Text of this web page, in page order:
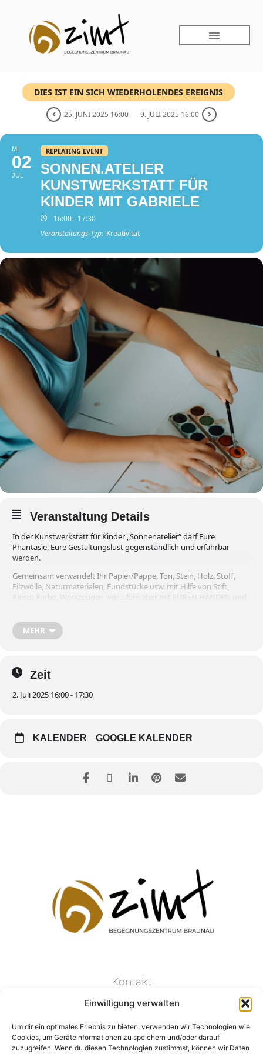
Einwilligung verwalten
Um dir ein optimales Erlebnis zu bieten, verwenden wir Technologien wie
Cookies, um Geräteinformationen zu speichern und/oder darauf
zuzugreifen. Wenn du diesen Technologien zustimmst, können wir Daten
DIES IST EIN SICH WIEDERHOLENDES EREIGNIS
25. JUNI 2025 16:00 9. JULI 2025 16:00
MI
02
JUL
REPEATING EVENT
SONNEN.ATELIER
KUNSTWERKSTATT FÜR
KINDER MIT GABRIELE
16:00 - 17:30
Veranstaltungs-Typ: Kreativität
Veranstaltung Details
In der Kunstwerkstatt für Kinder „Sonnenatelier“ darf Eure
Phantasie, Eure Gestaltungslust gegenständlich und erfahrbar
werden.
Gemeinsam verwandelt Ihr Papier/Pappe, Ton, Stein, Holz, Stoff,
Filzwolle, Naturmaterialen, Fundstücke usw. mit Hilfe von Stift,
Pinsel, Farbe, Werkzeugen, vor allem aber mit EUREN HÄNDEN und
„Sonnen.atelier“ für Kinder im Alter von 5-12 Jahren
haben am kreativen Gestalten.
Kunsttherapeutin Frau Gabriele zu Castell, Tel.
MEHR
Zeit
2. Juli 2025 16:00 - 17:30
KALENDER GOOGLE KALENDER
Kontakt
Impressum